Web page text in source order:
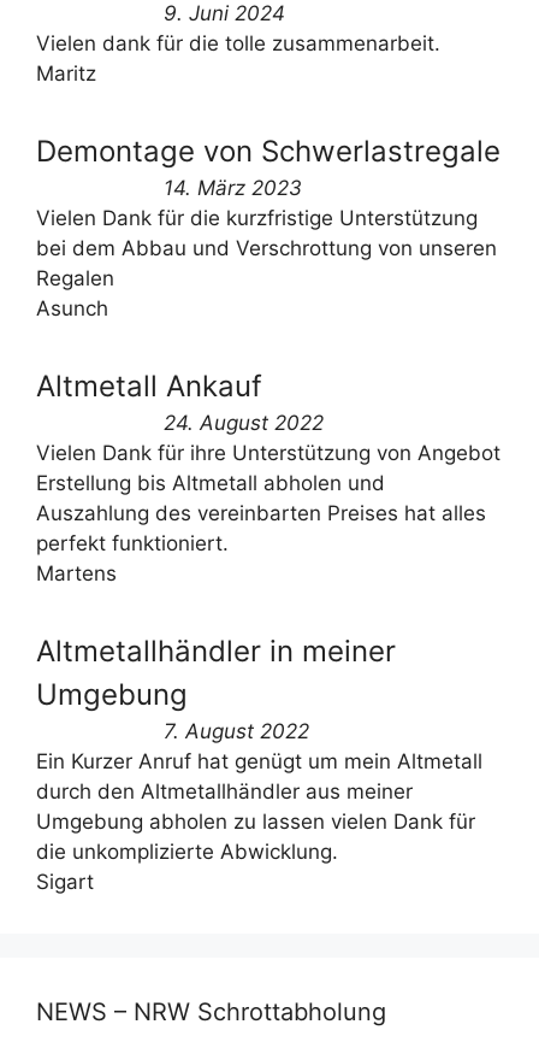
9. Juni 2024
Vielen dank für die tolle zusammenarbeit.
Maritz
Demontage von Schwerlastregale
14. März 2023
Vielen Dank für die kurzfristige Unterstützung
bei dem Abbau und Verschrottung von unseren
Regalen
Asunch
Altmetall Ankauf
24. August 2022
Vielen Dank für ihre Unterstützung von Angebot
Erstellung bis Altmetall abholen und
Auszahlung des vereinbarten Preises hat alles
perfekt funktioniert.
Martens
Altmetallhändler in meiner
Umgebung
7. August 2022
Ein Kurzer Anruf hat genügt um mein Altmetall
durch den Altmetallhändler aus meiner
Umgebung abholen zu lassen vielen Dank für
die unkomplizierte Abwicklung.
Sigart
NEWS – NRW Schrottabholung